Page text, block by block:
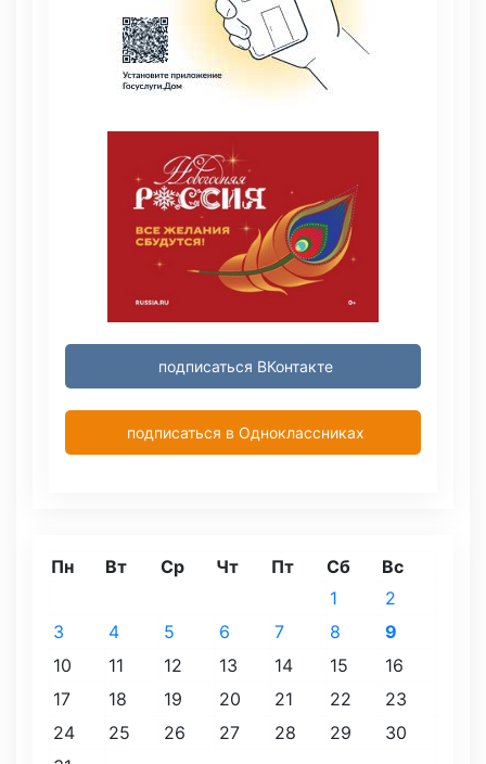
подписаться ВКонтакте
подписаться в Одноклассниках
Пн Вт Ср Чт Пт Сб
Вс
1
2
3
4 5 6 7 8
9
10
11 12 13 14 15
16
17
18 19 20 21 22
23
24
25 26 27 28 29
30